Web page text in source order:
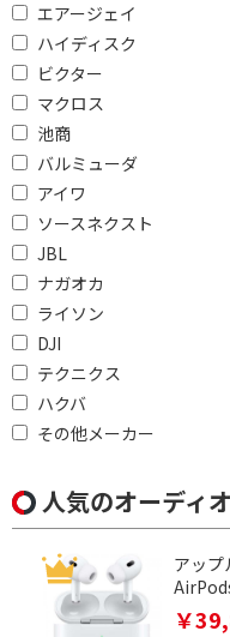
エアージェイ
ハイディスク
ビクター
マクロス
池商
バルミューダ
アイワ
ソースネクスト
JBL
ナガオカ
ライソン
DJI
テクニクス
ハクバ
その他メーカー
Dolby Atmosで
DolbyAtmos対応
DTS:X対応
チャンネルで絞
Bluetooth対応
ノイズキャンセ
ノイズキャンセリン
対応
骨伝導で絞り
骨伝導
人気のオーディ
アップ
￥